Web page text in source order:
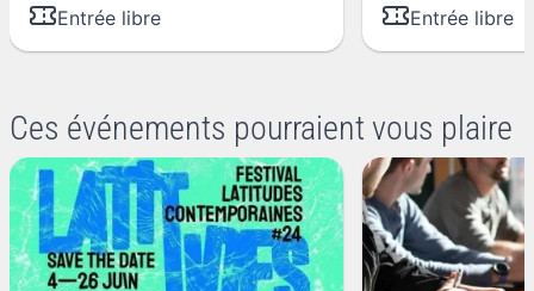
Entrée libre
Entrée libre
Ces événements pourraient vous plaire